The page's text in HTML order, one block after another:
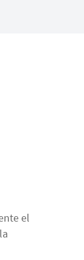
el